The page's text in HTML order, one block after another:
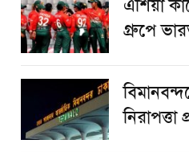
এশিয়া
গ্রুপে